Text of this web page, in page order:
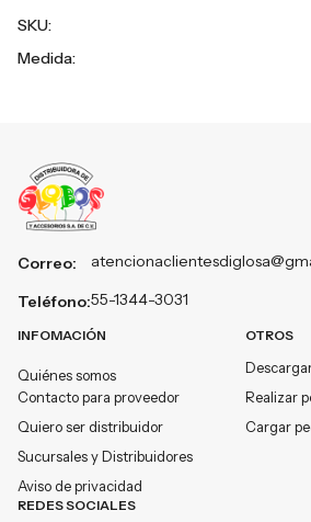
SKU:
Medida:
Correo:
Teléfono:55-1344-3031
INFOMACIÓN
Quiénes somos
Contacto para proveedor
Quiero ser distribuidor
Sucursales y Distribuidores
Aviso de privacidad
OTROS
Realizar
Cargar
REDES SOCIALES